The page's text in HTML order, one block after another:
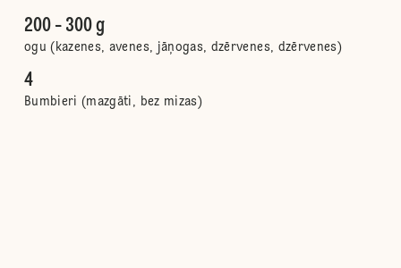
200 - 300 g
ogu (kazenes, avenes, jāņogas, dzērvenes, dzērvenes)
4
Bumbieri (mazgāti, bez mizas)